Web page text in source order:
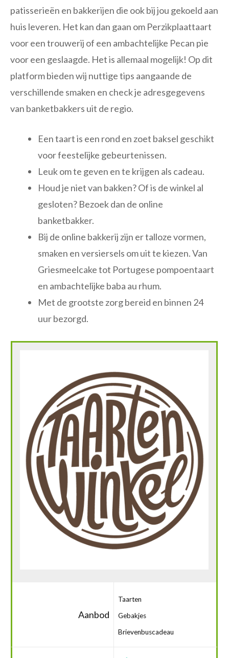
patisserieën en bakkerijen die ook bij jou gekoeld aan
huis leveren. Het kan dan gaan om Perzikplaattaart
voor een trouwerij of een ambachtelijke Pecan pie
voor een geslaagde. Het is allemaal mogelijk! Op dit
platform bieden wij nuttige tips aangaande de
verschillende smaken en check je adresgegevens
van banketbakkers uit de regio.
Een taart is een rond en zoet baksel geschikt
voor feestelijke gebeurtenissen.
Leuk om te geven en te krijgen als cadeau.
Houd je niet van bakken? Of is de winkel al
gesloten? Bezoek dan de online
banketbakker.
Bij de online bakkerij zijn er talloze vormen,
smaken en versiersels om uit te kiezen. Van
Griesmeelcake tot Portugese pompoentaart
en ambachtelijke baba au rhum.
Met de grootste zorg bereid en binnen 24
uur bezorgd.
Aanbod
Taarten
Gebakjes
Brievenbuscadeau